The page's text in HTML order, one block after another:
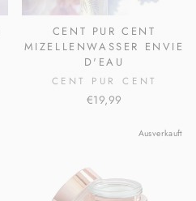
CENT PUR CENT
MIZELLENWASSER ENVIE
D'EAU
CENT PUR CENT
€19,99
Ausverkauft